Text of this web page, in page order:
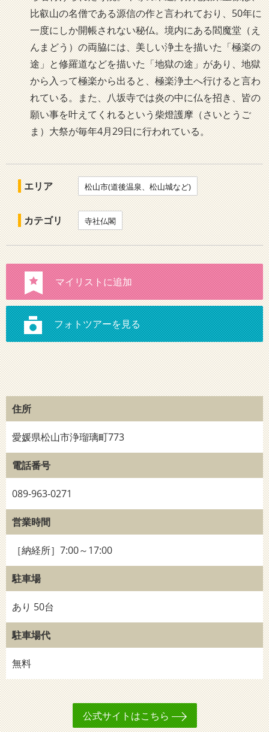
比叡山の名僧である源信の作と言われており、50年に
一度にしか開帳されない秘仏。境内にある閻魔堂（え
んまどう）の両脇には、美しい浄土を描いた「極楽の
途」と修羅道などを描いた「地獄の途」があり、地獄
から入って極楽から出ると、極楽浄土へ行けると言わ
れている。また、八坂寺では炎の中に仏を招き、皆の
願い事を叶えてくれるという柴燈護摩（さいとうご
ま）大祭が毎年4月29日に行われている。
エリア 松山市(道後温泉、松山城など)
カテゴリ 寺社仏閣
住所
愛媛県松山市浄瑠璃町773
電話番号
089-963-0271
営業時間
［納経所］7:00～17:00
駐車場
あり 50台
駐車場代
無料
公式サイトはこちら